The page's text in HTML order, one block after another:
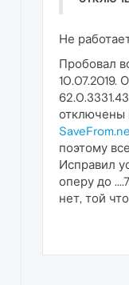
Не
Пробовал
10.07.2019.
отключены
поэтому
Исправил
оперу до
нет, той